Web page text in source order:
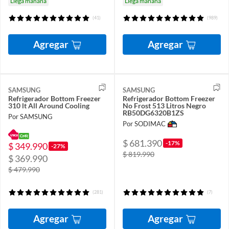
(41)
Agregar
(989)
Agregar
SAMSUNG
Refrigerador Bottom Freezer
310 lt All Around Cooling
Por SAMSUNG
$ 349.990 -27%
$ 369.990
$ 479.990
(281)
Agregar
SAMSUNG
Refrigerador Bottom Freezer
No Frost 513 Litros Negro
RB50DG6320B1ZS
Por SODIMAC
$ 681.390 -17%
$ 819.990
(7)
Agregar